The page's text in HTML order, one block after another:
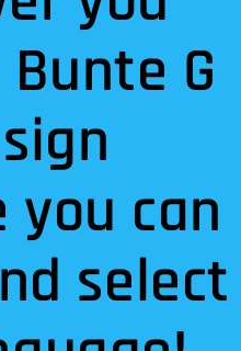
G
you can
select